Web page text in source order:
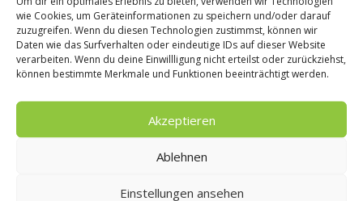
wie Cookies, um Geräteinformationen zu speichern und/oder darauf
zuzugreifen. Wenn du diesen Technologien zustimmst, können wir
Daten wie das Surfverhalten oder eindeutige IDs auf dieser Website
verarbeiten. Wenn du deine Einwillligung nicht erteilst oder zurückziehst,
können bestimmte Merkmale und Funktionen beeinträchtigt werden.
Akzeptieren
Ablehnen
Einstellungen ansehen
Ratgeber Gesundheit
Antibiotika im Geflügel – wie kann ich mich
schützen?
11 Kilogramm Geflügelfleisch isst der durchschnittliche
Deutsche im Jahr –Tendenz steigend. Dabei kann er unfreiwillig
mit Antibiotika in Kontakt kommen, die in der Geflügelhaltung
eingesetzt werden. Wie massiv diese Medikamente etwa bei
Untersuchung des nordrhein-westfälischen Agrarministeriums